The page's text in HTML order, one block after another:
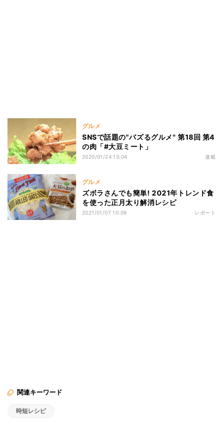
グルメ
SNSで話題の"バズるグルメ" 第18回 第4
の肉「#大豆ミート」
2020/01/24 13:04 連載
グルメ
ズボラさんでも簡単! 2021年トレンド食
を使った正月太り解消レシピ
2021/01/07 10:09 レポート
関連キーワード
時短レシピ